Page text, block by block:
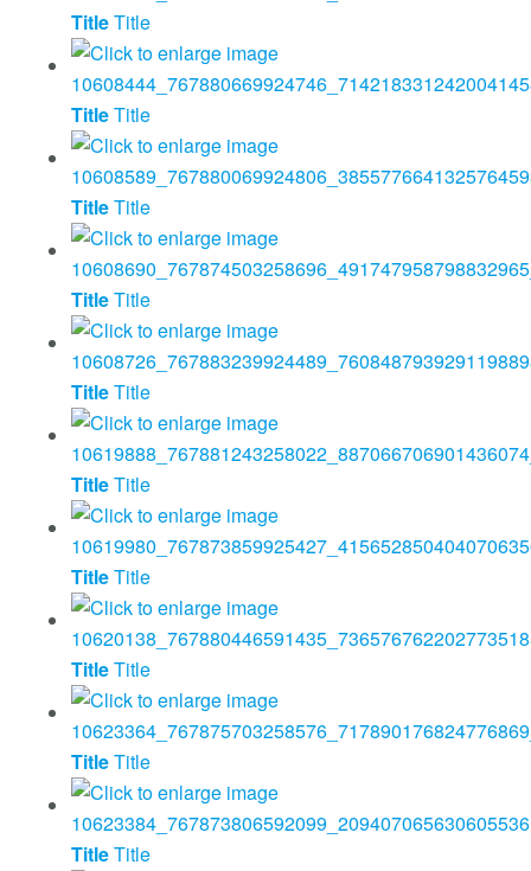
TitleTitle
TitleTitle
TitleTitle
TitleTitle
TitleTitle
TitleTitle
TitleTitle
TitleTitle
TitleTitle
TitleTitle